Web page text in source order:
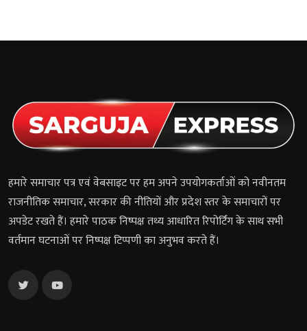
हमारे समाचार पत्र एवं वेबसाइट पर हम अपने उपयोगकर्ताओं को नवीनतम
राजनीतिक समाचार, सरकार की नीतियों और प्रदेश स्तर के समाचारों पर
अपडेट रखते हैं। हमारे पाठक निष्पक्ष तथ्य आधारित रिपोर्टिंग के साथ सभी
वर्तमान घटनाओं पर निष्पक्ष टिप्पणी का अनुभव करते हैं।